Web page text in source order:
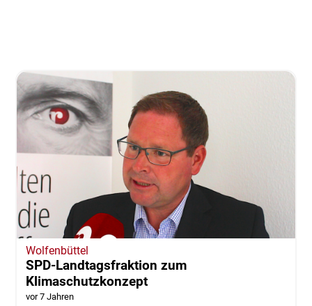
Wolfenbüttel
SPD-Landtagsfraktion zum
Klimaschutzkonzept
vor 7 Jahren